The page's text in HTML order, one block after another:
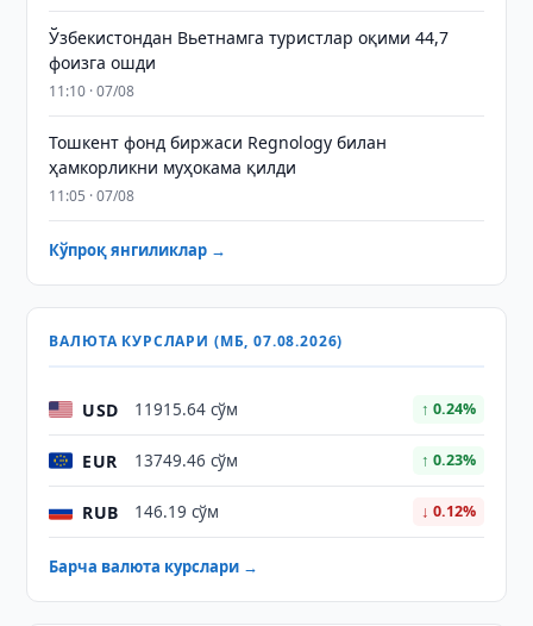
Ўзбекистондан Вьетнамга туристлар оқими 44,7
фоизга ошди
11:10 · 07/08
Тошкент фонд биржаси Regnology билан
ҳамкорликни муҳокама қилди
11:05 · 07/08
Кўпроқ янгиликлар →
ВАЛЮТА КУРСЛАРИ (МБ, 07.08.2026)
USD 11915.64 сўм ↑ 0.24%
EUR 13749.46 сўм ↑ 0.23%
RUB 146.19 сўм ↓ 0.12%
Барча валюта курслари →